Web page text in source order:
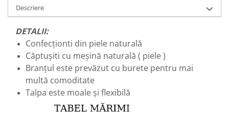
Descriere
DETALII:
Confecționti din piele naturală
Căptușiti cu meșină naturală ( piele )
Branțul este prevăzut cu burete pentru mai
multă comoditate
Talpa este moale și flexibilă